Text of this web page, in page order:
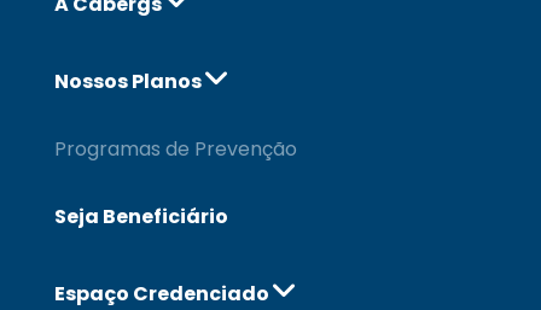
Nossos Planos
Programas de Prevenção
Seja Beneficiário
Espaço Credenciado